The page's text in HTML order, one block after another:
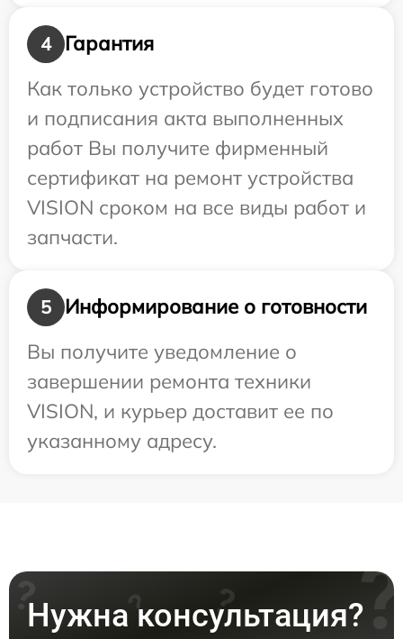
4
Гарантия
Как только устройство будет готово
и подписания акта выполненных
работ Вы получите фирменный
сертификат на ремонт устройства
VISION сроком на все виды работ и
запчасти.
5
Информирование о готовности
Вы получите уведомление о
завершении ремонта техники
VISION, и курьер доставит ее по
указанному адресу.
Нужна консультация?